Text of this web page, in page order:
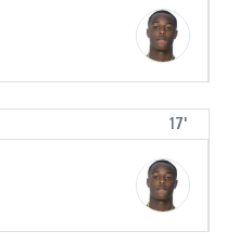
17'